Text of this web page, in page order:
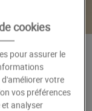
très grand
cookies
pour assurer le
votre
vos préférences
analyser